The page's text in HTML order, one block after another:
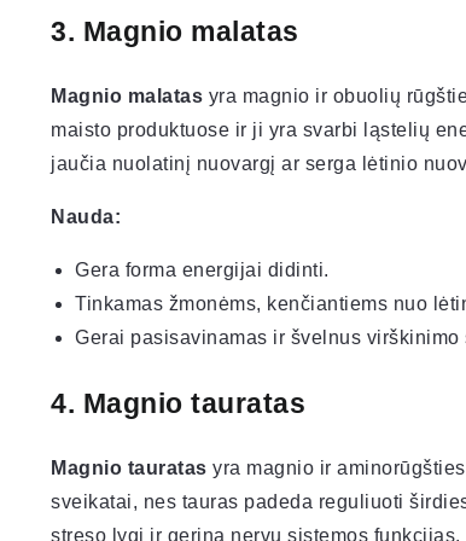
3. Magnio malatas
Magnio malatas yra magnio ir obuolių
maisto produktuose ir ji yra svarbi ląstelių
jaučia nuolatinį nuovargį ar serga lėtinio
Nauda:
Gera forma energijai didinti.
Tinkamas žmonėms, kenčiantiems nuo
Gerai pasisavinamas ir švelnus virškinimo
4. Magnio tauratas
Magnio tauratas yra magnio ir
sveikatai, nes tauras padeda reguliuoti
streso lygį ir gerina nervų sistemos funkcijas.